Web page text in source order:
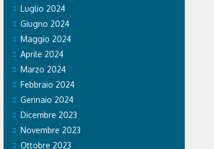
Luglio 2024
Giugno 2024
Maggio 2024
Aprile 2024
Marzo 2024
Febbraio 2024
Gennaio 2024
Dicembre 2023
Novembre 2023
Ottobre 2023